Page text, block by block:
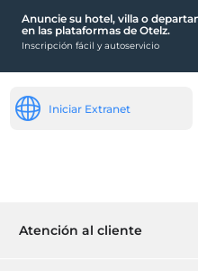
habitaciones
habitaciones familiares
caja de Depósitos
Calefacción
Anuncie su hotel, villa o
en las plataformas de Otelz.
Inscripción fácil y autoservicio
Iniciar Extranet
Atención al cliente